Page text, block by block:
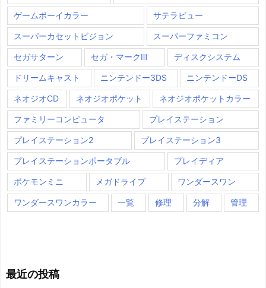
ゲームボーイカラー サテラビュー
スーパーカセットビジョン スーパーファミコン
セガサターン セガ・マークⅢ ディスクシステム
ドリームキャスト ニンテンドー3DS ニンテンドーDS
ネオジオCD ネオジオポケット ネオジオポケットカラー
ファミリーコンピュータ プレイステーション
プレイステーション2 プレイステーション3
プレイステーションポータブル プレイディア
ポケモンミニ メガドライブ ワンダースワン
ワンダースワンカラー 一覧 修理 分解 管理
最近の投稿